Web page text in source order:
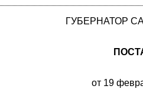
ГУБЕРНАТОР
от 19